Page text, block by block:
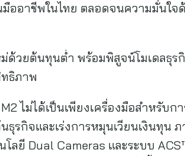
อาชีพในไทย ตลอดจนความมั่นใจ
ด้วยต้นทุนต่ำ พร้อมพิสูจน์โมเดลธุร
ทธิภาพ
ไม่ได้เป็นเพียงเครื่องมือสำหรับ
รกิจและเร่งการหมุนเวียนเงินทุน
โลยี Dual Cameras และระบบ